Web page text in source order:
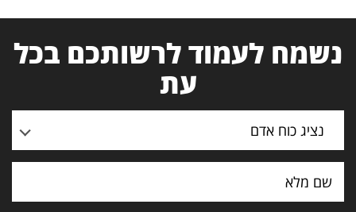
נשמח לעמוד לרשותכם בכל
עת
נציג כוח אדם